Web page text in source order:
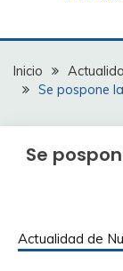
Inicio
Se pospone
Se
Actualidad de